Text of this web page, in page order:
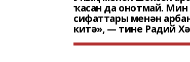
ҡасан да онотмай. Мин
сифаттары менән
китә», — тине Радий